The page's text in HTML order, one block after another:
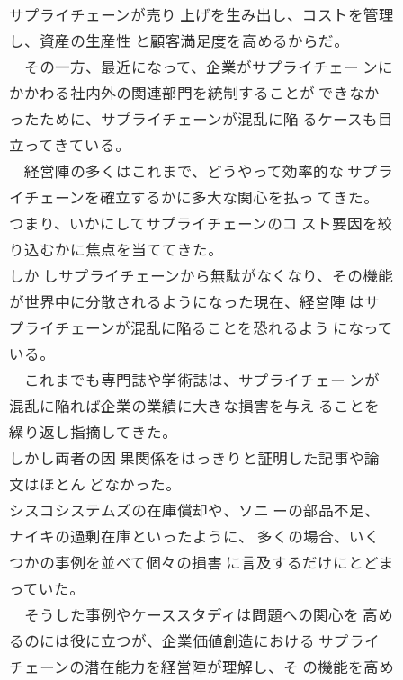
サプライチェーンが売り 上げを生み出し、コストを管理
し、資産の生産性 と顧客満足度を高めるからだ。
その一方、最近になって、企業がサプライチェー ンに
かかわる社内外の関連部門を統制することが できなか
ったために、サプライチェーンが混乱に陥 るケースも目
立ってきている。
経営陣の多くはこれまで、どうやって効率的な サプラ
イチェーンを確立するかに多大な関心を払っ てきた。
つまり、いかにしてサプライチェーンのコ スト要因を絞
り込むかに焦点を当ててきた。
しか しサプライチェーンから無駄がなくなり、その機能
が世界中に分散されるようになった現在、経営陣 はサ
プライチェーンが混乱に陥ることを恐れるよう になって
いる。
これまでも専門誌や学術誌は、サプライチェー ンが
混乱に陥れば企業の業績に大きな損害を与え ることを
繰り返し指摘してきた。
しかし両者の因 果関係をはっきりと証明した記事や論
文はほとん どなかった。
シスコシステムズの在庫償却や、ソニ ーの部品不足、
ナイキの過剰在庫といったように、 多くの場合、いく
つかの事例を並べて個々の損害 に言及するだけにとどま
っていた。
そうした事例やケーススタディは問題への関心を 高め
るのには役に立つが、企業価値創造における サプライ
チェーンの潜在能力を経営陣が理解し、そ の機能を高め